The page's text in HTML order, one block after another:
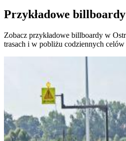
Przykładowe
Zobacz przykładowe billboardy w
trasach i w pobliżu codziennych